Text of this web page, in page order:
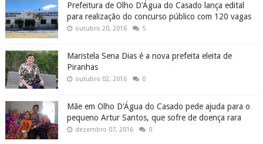
Prefeitura de Olho D'Água do Casado lança edital
para realização do concurso público com 120 vagas
outubro 20, 2016 5
Maristela Sena Dias é a nova prefeita eleita de
Piranhas
outubro 02, 2016 0
Mãe em Olho D'Água do Casado pede ajuda para o
pequeno Artur Santos, que sofre de doença rara
dezembro 07, 2016 0